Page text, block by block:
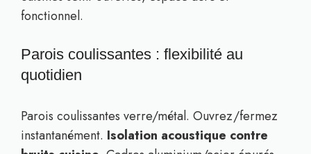
fonctionnel.
Parois coulissantes : flexibilité au
quotidien
Parois coulissantes verre/métal. Ouvrez/fermez
instantanément. Isolation acoustique contre